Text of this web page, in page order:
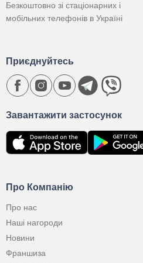
Безкоштовно зі стаціонарних і
мобільних телефонів в Україні
Про Компанію
Про нас
Наші нагороди
Новини
Франшиза
Завантажити застосунок
Приєднуйтесь